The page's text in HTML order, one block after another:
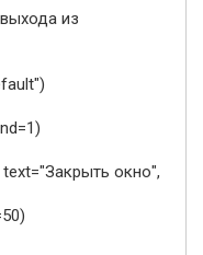
из
)
=1)
text="Закрыть окно",
50)